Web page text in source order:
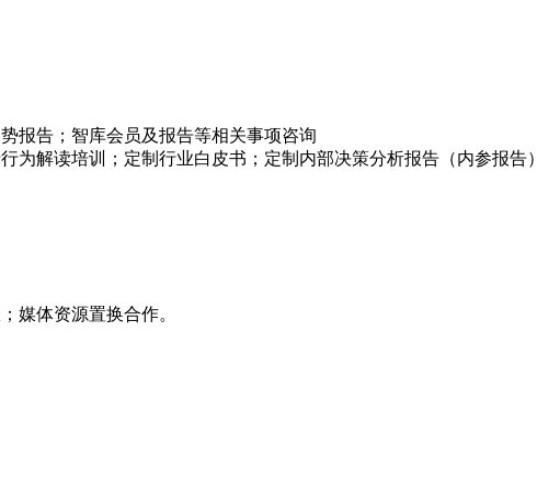
报告；智库会员及报告等相关事项咨询
为解读培训；定制行业白皮书；定制内部决策分析报告（内参报告）
媒体资源置换合作。